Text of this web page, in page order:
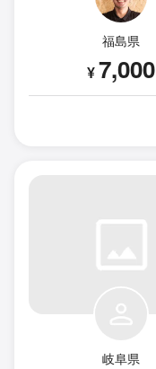
福島県
¥7,000
岐阜県